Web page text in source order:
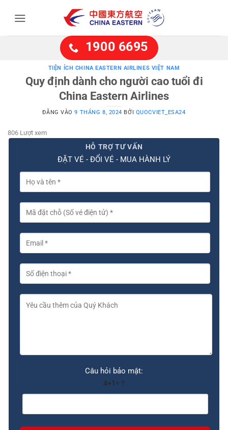
1900 6695
TIỆN ÍCH CHINA EASTERN AIRLINES VIỆT NAM
Quy định dành cho người cao tuổi đi
China Eastern Airlines
ĐĂNG VÀO9 THÁNG 8, 2024 BỞI QUOCVIET_ESA24
806 Lượt xem
HỖ TRỢ TƯ VẤN
ĐẶT VÉ - ĐỔI VÉ - MUA HÀNH LÝ
Câu hỏi bảo mật:
4+1= ?